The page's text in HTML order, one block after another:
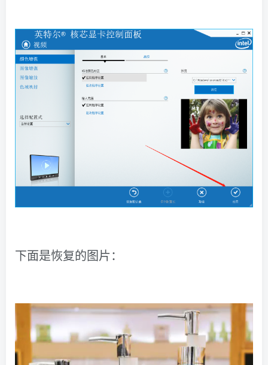
下面是恢复的图片：